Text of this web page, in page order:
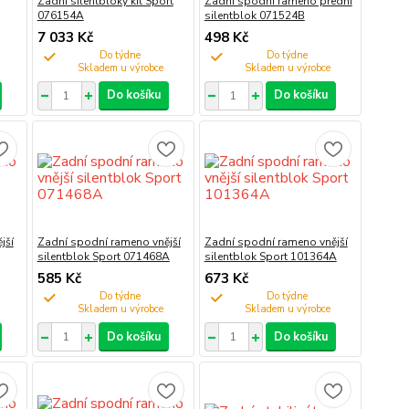
076154A
7 033 Kč
Do týdne
Do košíku
silentblok 071524B
498 Kč
Do týdne
Do košíku
Zadní spodní rameno vnější
silentblok Sport 071468A
585 Kč
Do týdne
Do košíku
Zadní spodní rameno vnější
silentblok Sport 101364A
673 Kč
Do týdne
Do košíku